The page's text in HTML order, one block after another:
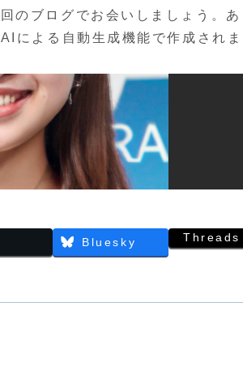
のブログでお会いしましょう。あ
による自動生成機能で作成されま
Bluesky Threads